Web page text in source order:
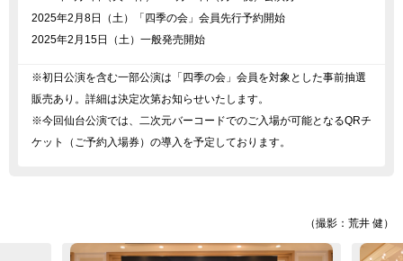
2025年2月8日（土）「四季の会」会員先行予約開始
2025年2月15日（土）一般発売開始
※初日公演を含む一部公演は「四季の会」会員を対象とした事前抽選
販売あり。詳細は決定次第お知らせいたします。
※今回仙台公演では、二次元バーコードでのご入場が可能となるQRチ
ケット（ご予約入場券）の導入を予定しております。
（撮影：荒井 健）